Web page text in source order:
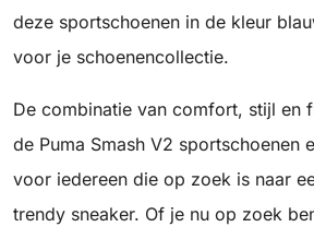
deze sportschoenen in de kleur
voor je schoenencollectie.
De combinatie van comfort, stijl en
de Puma Smash V2 sportschoenen
voor iedereen die op zoek is naar
trendy sneaker. Of je nu op zoek